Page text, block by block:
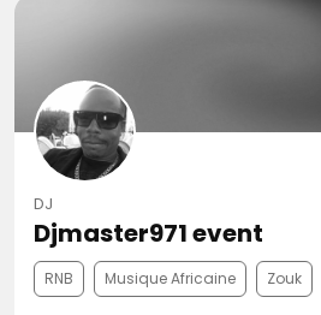
DJ
Djmaster971 event
RNB Musique Africaine Zouk